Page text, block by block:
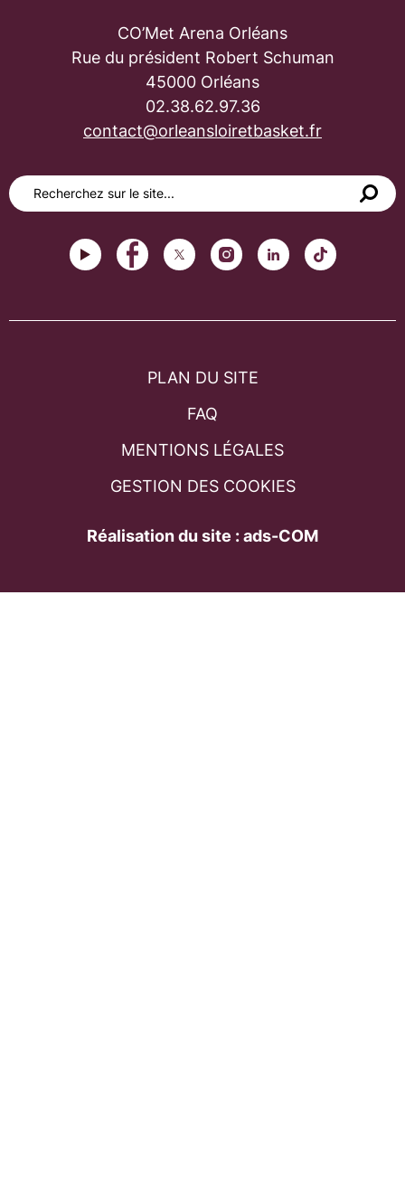
CO’Met Arena Orléans
Rue du président Robert Schuman
45000 Orléans
02.38.62.97.36
contact@orleansloiretbasket.fr
PLAN DU SITE
FAQ
MENTIONS LÉGALES
GESTION DES COOKIES
Réalisation du site : ads-COM